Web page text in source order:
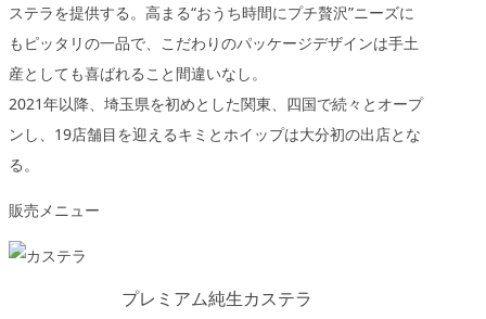
ステラを提供する。高まる“おうち時間にプチ贅沢”ニーズに
もピッタリの一品で、こだわりのパッケージデザインは手土
産としても喜ばれること間違いなし。
2021年以降、埼玉県を初めとした関東、四国で続々とオープ
ンし、19店舗目を迎えるキミとホイップは大分初の出店とな
る。
販売メニュー
プレミアム純生カステラ